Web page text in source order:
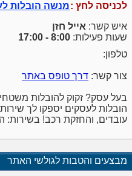
לכניסה לחץ :מנשה הובלות
איש קשר: אייל חזן
שעות פעילות: 8:00 - 17:00
טלפון:
צור קשר: דרך טופס באתר
בעל עסק? זקוק להובלות
הובלות לעסקים יספקו לך
עובדים, והחזקת רכב! בשירות:
מבצעים והטבות לגולשי האתר